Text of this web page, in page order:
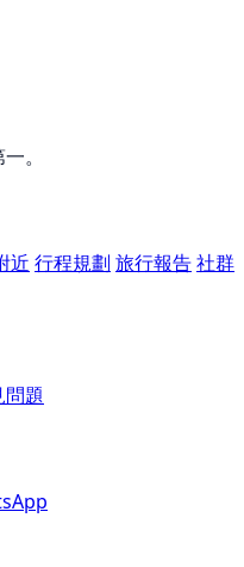
。
近 行程規劃 旅行報告社群
問題